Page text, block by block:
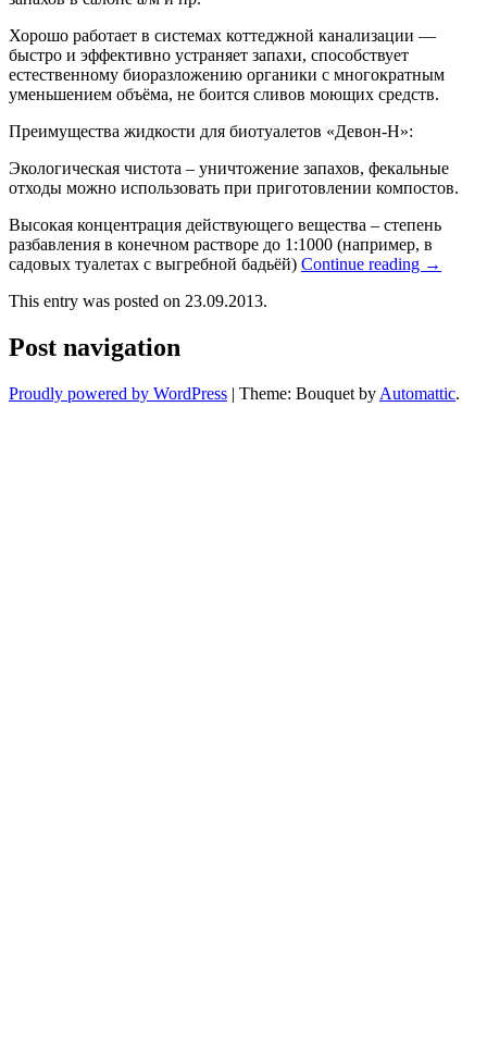
Хорошо работает в системах коттеджной канализации —
быстро и эффективно устраняет запахи, способствует
естественному биоразложению органики с многократным
уменьшением объёма, не боится сливов моющих средств.
Преимущества жидкости для биотуалетов «Девон-Н»:
Экологическая чистота – уничтожение запахов, фекальные
отходы можно использовать при приготовлении компостов.
Высокая концентрация действующего вещества – степень
разбавления в конечном растворе до 1:1000 (например, в
садовых туалетах с выгребной бадьёй) Continue reading →
This entry was posted on 23.09.2013.
Post navigation
Proudly powered by WordPress | Theme: Bouquet by Automattic.